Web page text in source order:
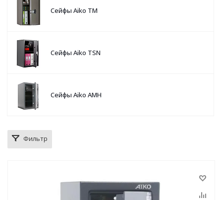
Сейфы Aiko TM
Сейфы Aiko TSN
Сейфы Aiko AMH
Фильтр